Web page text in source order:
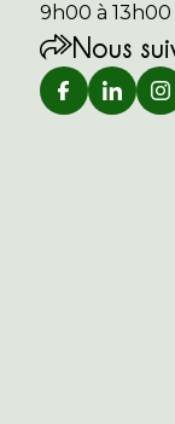
9h00 à
Nous